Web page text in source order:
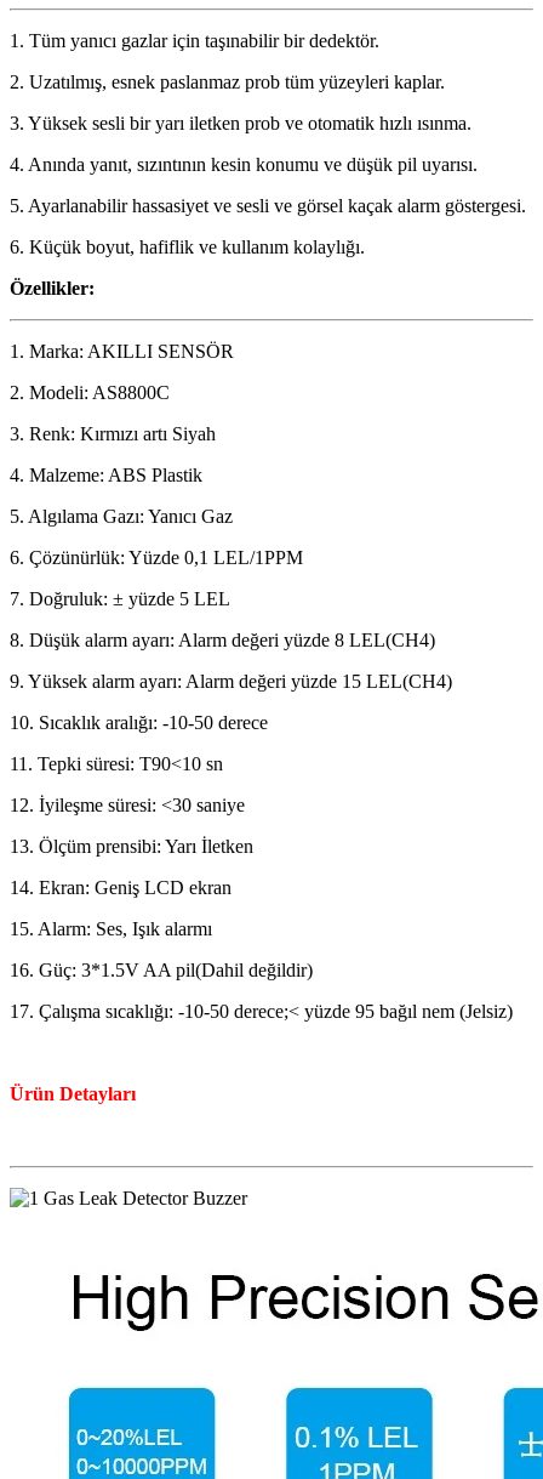
1. Tüm yanıcı gazlar için taşınabilir bir dedektör.
2. Uzatılmış, esnek paslanmaz prob tüm yüzeyleri kaplar.
3. Yüksek sesli bir yarı iletken prob ve otomatik hızlı ısınma.
4. Anında yanıt, sızıntının kesin konumu ve düşük pil uyarısı.
5. Ayarlanabilir hassasiyet ve sesli ve görsel kaçak alarm göstergesi.
6. Küçük boyut, hafiflik ve kullanım kolaylığı.
Özellikler:
1. Marka: AKILLI SENSÖR
2. Modeli: AS8800C
3. Renk: Kırmızı artı Siyah
4. Malzeme: ABS Plastik
5. Algılama Gazı: Yanıcı Gaz
6. Çözünürlük: Yüzde 0,1 LEL/1PPM
7. Doğruluk: ± yüzde 5 LEL
8. Düşük alarm ayarı: Alarm değeri yüzde 8 LEL(CH4)
9. Yüksek alarm ayarı: Alarm değeri yüzde 15 LEL(CH4)
10. Sıcaklık aralığı: -10-50 derece
11. Tepki süresi: T90<10 sn
12. İyileşme süresi: <30 saniye
13. Ölçüm prensibi: Yarı İletken
14. Ekran: Geniş LCD ekran
15. Alarm: Ses, Işık alarmı
16. Güç: 3*1.5V AA pil(Dahil değildir)
17. Çalışma sıcaklığı: -10-50 derece;< yüzde 95 bağıl nem (Jelsiz)
Ürün Detayları